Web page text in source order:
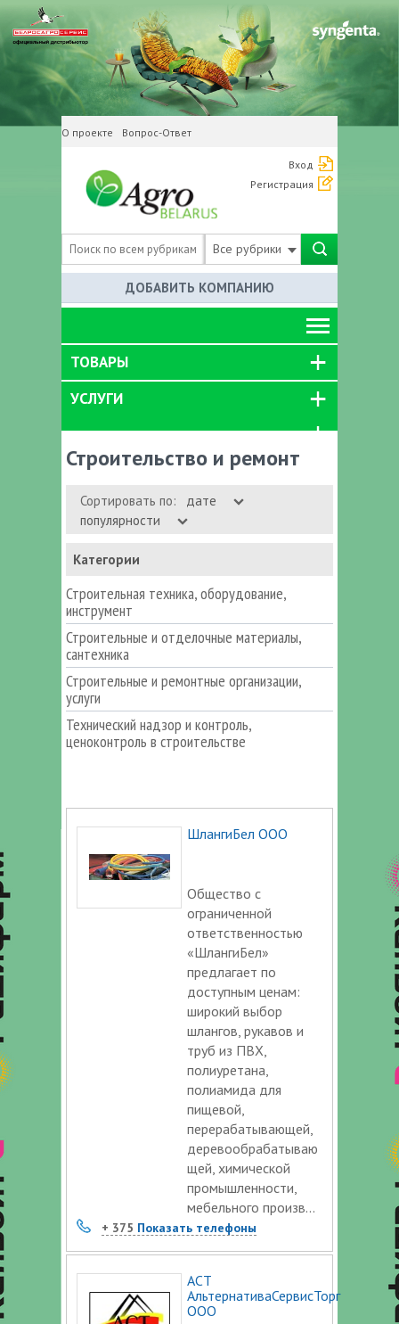
О проекте Вопрос-Ответ
Вход
Регистрация
Все рубрики
ДОБАВИТЬ КОМПАНИЮ
ТОВАРЫ
УСЛУГИ
Строительство и ремонт
Сортировать по:
дате
популярности
Категории
Строительная техника, оборудование,
инструмент
Строительные и отделочные материалы,
сантехника
Строительные и ремонтные организации,
услуги
Технический надзор и контроль,
ценоконтроль в строительстве
ШлангиБел ООО
Общество с
ограниченной
ответственностью
«ШлангиБел»
предлагает по
доступным ценам:
широкий выбор
шлангов, рукавов и
труб из ПВХ,
полиуретана,
полиамида для
пищевой,
перерабатывающей,
деревообрабатываю
щей, химической
промышленности,
мебельного произв...
+ 375 Показать телефоны
АСТ
АльтернативаСервисТорг
ООО